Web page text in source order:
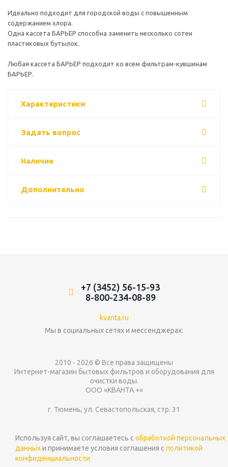
Идеально подходит для городской воды с повышенным
содержанием хлора.
Одна кассета БАРЬЕР способна заменить несколько сотен
пластиковых бутылок.
Любая кассета БАРЬЕР подходит ко всем фильтрам-кувшинам
БАРЬЕР.
Характеристики
Задать вопрос
Наличие
Дополнительно
+7 (3452) 56-15-93
8-800-234-08-89
kvanta.ru
Мы в социальных сетях и мессенджерах:
2010 - 2026 © Все права защищены
Интернет-магазин бытовых фильтров и оборудования для
очистки воды.
ООО «КВАНТА +»
г. Тюмень, ул. Севастопольская, стр. 31
Используя сайт, вы соглашаетесь с обработкой персональных
данныхи принимаете условия соглашения с политикой
конфиденциальности